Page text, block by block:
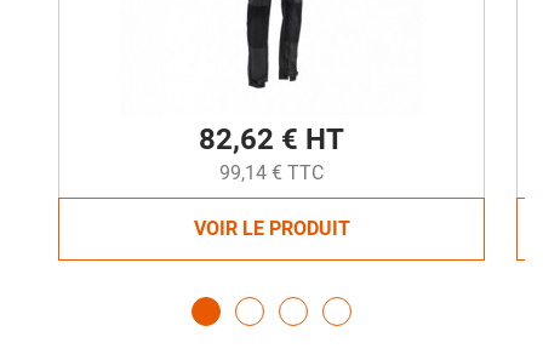
82,62 € HT
99,14 € TTC
VOIR LE PRODUIT